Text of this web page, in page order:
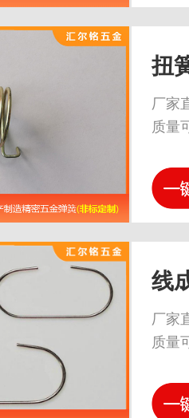
扭
厂家
质量
线
厂家
质量